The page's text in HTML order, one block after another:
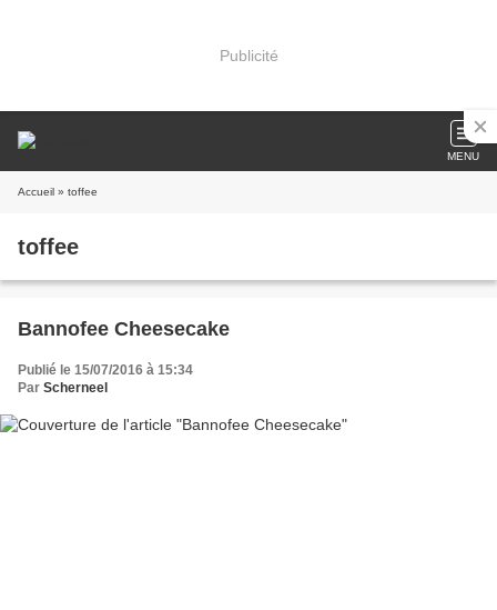
Publicité
MENU
Accueil » toffee
toffee
Bannofee Cheesecake
Publié le 15/07/2016 à 15:34
Par Scherneel